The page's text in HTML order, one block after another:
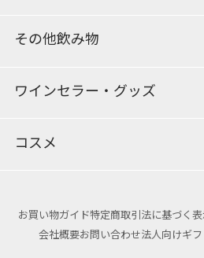
その他飲み物
ワインセラー・グッズ
コスメ
お買い物ガイド特定商取引法に基づく
会社概要お問い合わせ法人向けギ